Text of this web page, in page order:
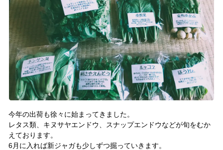
今年の出荷も徐々に始まってきました。
レタス類、キヌサヤエンドウ、スナップエンドウなどが旬をむか
えております。
6月に入れば新ジャガも少しずつ掘っていきます。